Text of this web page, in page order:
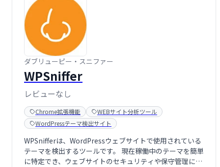
ダブリューピー・スニファー
WPSniffer
レビューなし
Chrome拡張機能
WEBサイト分析ツール
WordPressテーマ検出サイト
WPSnifferは、WordPressウェブサイトで使用されている
テーマを検出するツールです。 現在稼働中のテーマを簡単
に特定でき、ウェブサイトのセキュリティや保守管理に役